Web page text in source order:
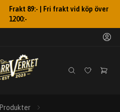
Frakt 89:- | Fri frakt vid köp över
1200:-
Produkter